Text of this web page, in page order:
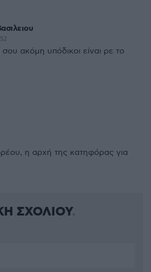
ακόμη υπόδικοι είναι ρε το
η αρχή της κατηφόρας για
ΣΧΟΛΙΟΥ